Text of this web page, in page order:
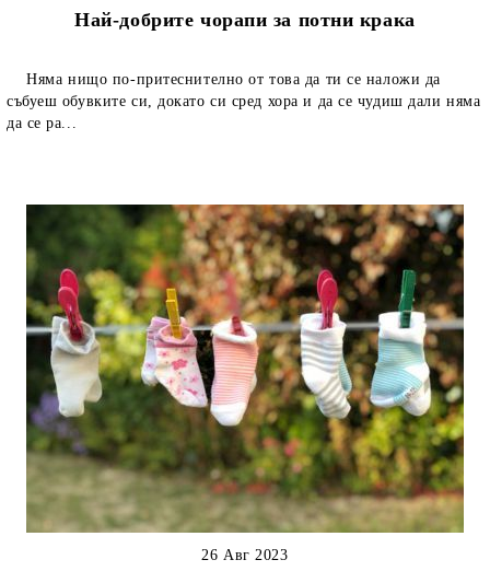
Най-добрите чорапи за потни крака
Няма нищо по-притеснително от това да ти се наложи да
събуеш обувките си, докато си сред хора и да се чудиш дали няма
да се ра...
26 Авг 2023